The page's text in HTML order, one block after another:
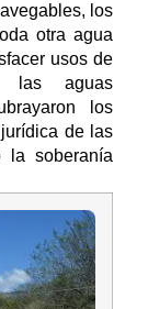
los
otra agua
usos de
las aguas
los
de las
la soberanía